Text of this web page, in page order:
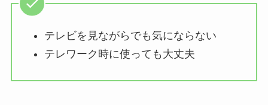
テレビを見ながらでも気にならない
テレワーク時に使っても大丈夫